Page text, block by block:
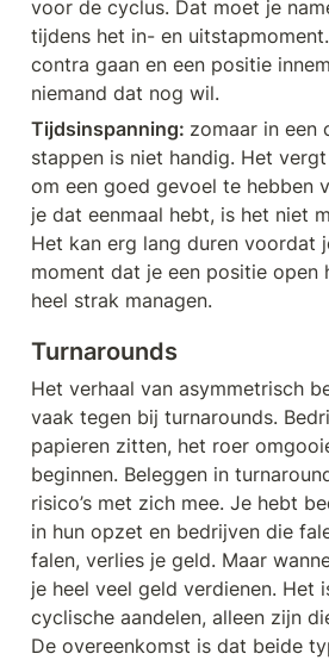
voor de cyclus. Dat moet je
tijdens het in- en
contra gaan en een positie
niemand dat nog wil.
Tijdsinspanning: zomaar in een
stappen is niet handig. Het
om een goed gevoel te hebben
je dat eenmaal hebt, is het niet
Het kan erg lang duren voordat
moment dat je een positie open
heel strak managen.
Turnarounds
Het verhaal van asymmetrisch
vaak tegen bij turnarounds.
papieren zitten, het roer
beginnen. Beleggen in
risico’s met zich mee. Je hebt
in hun opzet en bedrijven die
falen, verlies je geld. Maar
je heel veel geld verdienen. Het
cyclische aandelen, alleen zijn
De overeenkomst is dat beide